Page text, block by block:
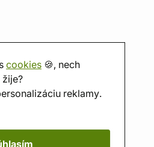
cookies 🍪, nech
žije?
reklamy.